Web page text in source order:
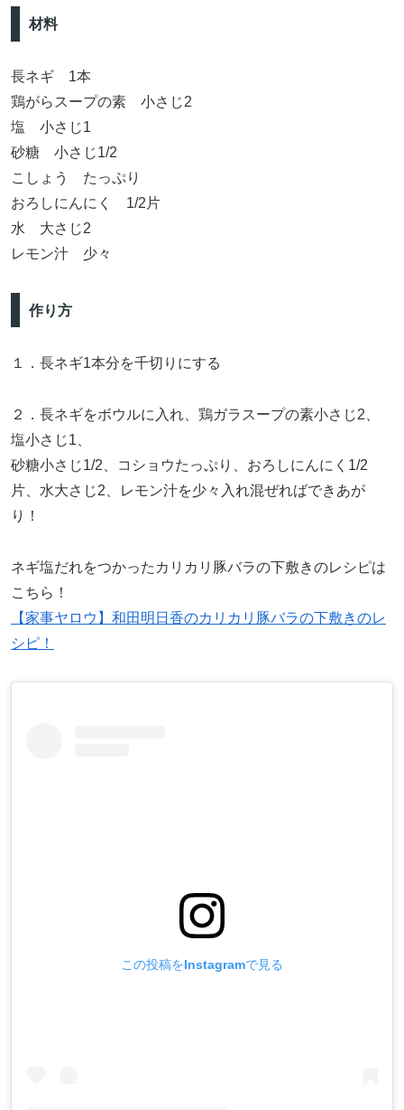
材料
長ネギ 1本
鶏がらスープの素 小さじ2
塩 小さじ1
砂糖 小さじ1/2
こしょう たっぷり
おろしにんにく 1/2片
水 大さじ2
レモン汁 少々
作り方
１．長ネギ1本分を千切りにする
２．長ネギをボウルに入れ、鶏ガラスープの素小さじ2、
塩小さじ1、
砂糖小さじ1/2、コショウたっぷり、おろしにんにく1/2
片、水大さじ2、レモン汁を少々入れ混ぜればできあが
り！
ネギ塩だれをつかったカリカリ豚バラの下敷きのレシピは
こちら！
【家事ヤロウ】和田明日香のカリカリ豚バラの下敷きのレ
シピ！
この投稿をInstagramで見る